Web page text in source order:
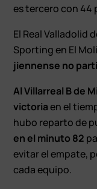
es tercero con 44
El Real Valladolid
Sporting en El
jiennense no
Al Villarreal B de
victoriaen el
hubo reparto de
en el minuto 82
evitar el empate,
cada equipo.